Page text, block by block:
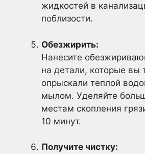
жидкостей в
поблизости.
Обезжирить:
Нанесите
на детали, которые вы
опрыскали теплой
мылом. Уделяйте
местам скопления
10 минут.
Получите чистку: